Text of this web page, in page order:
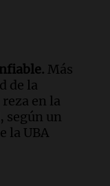
primera
Más
de la
en la
según un
la UBA